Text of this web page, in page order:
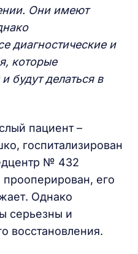
Они имеют
диагностические и
которые
будут делаться в
пациент –
госпитализирован
№ 432
его
Однако
серьезны и
восстановления.